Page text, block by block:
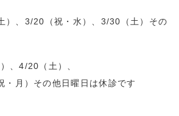
）、3/20（祝・水）、3/30（土）その
、4/20（土）、
月）その他日曜日は休診です